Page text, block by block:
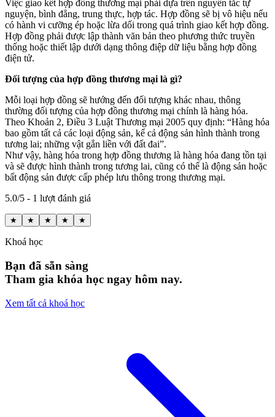
Việc giao kết hợp đồng thương mại phải dựa trên nguyên tắc tự
nguyện, bình đẳng, trung thực, hợp tác. Hợp đồng sẽ bị vô hiệu nếu
có hành vi cưỡng ép hoặc lừa dối trong quá trình giao kết hợp đồng.
Hợp đồng phải được lập thành văn bản theo phương thức truyền
thống hoặc thiết lập dưới dạng thông điệp dữ liệu bằng hợp đồng
điện tử.
Đối tượng của hợp đồng thương mại là gì?
Mỗi loại hợp đồng sẽ hướng đến đối tượng khác nhau, thông
thường đối tượng của hợp đồng thương mại chính là hàng hóa.
Theo Khoản 2, Điều 3 Luật Thương mại 2005 quy định: “Hàng hóa
bao gồm tất cả các loại động sản, kể cả động sản hình thành trong
tương lai; những vật gắn liền với đất đai”.
Như vậy, hàng hóa trong hợp đồng thương là hàng hóa đang tồn tại
và sẽ được hình thành trong tương lai, cũng có thể là động sản hoặc
bất động sản được cấp phép lưu thông trong thương mại.
5.0/5 - 1 lượt đánh giá
★ ★ ★ ★ ★
Khoá học
Bạn đã sẵn sàng
Tham gia khóa học ngay hôm nay.
Xem tất cả khoá học